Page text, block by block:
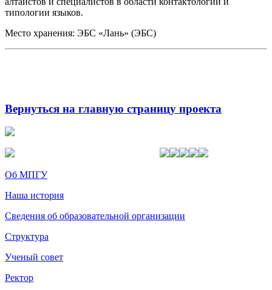
типологии языков.
Место хранения: ЭБС «Лань» (ЭБС)
Вернуться на главную страницу проекта
Об МПГУ
Наша история
Сведения об образовательной организации
Структура
Ученый совет
Ректор